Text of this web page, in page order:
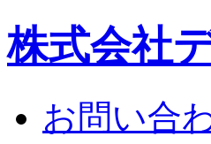
株式会社
お問い合